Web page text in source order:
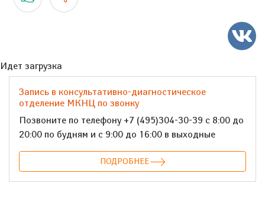
Идет загрузка
Запись в консультативно-диагностическое
отделение МКНЦ по звонку
Позвоните по телефону +7 (495)304-30-39 с 8:00 до
20:00 по будням и с 9:00 до 16:00 в выходные
ПОДРОБНЕЕ